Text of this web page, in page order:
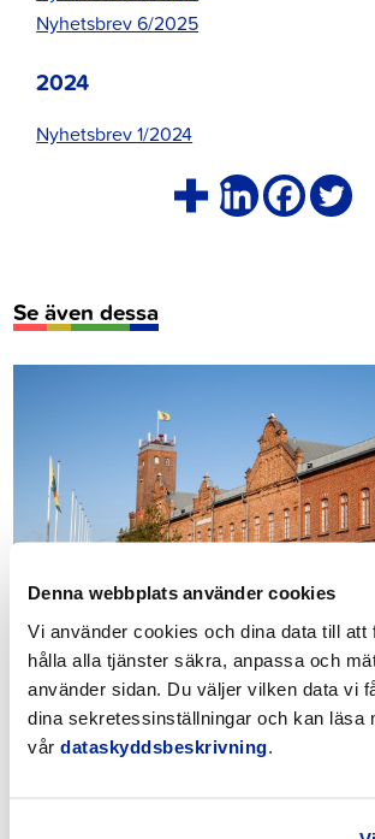
Denna webbplats använder cookies
Vi använder cookies och dina data till att
hålla alla tjänster säkra, anpassa och
använder sidan. Du väljer vilken data vi
dina sekretessinställningar och kan läsa
vår dataskyddsbeskrivning
Nyhetsbrev 6/2025
2024
Nyhetsbrev 1/2024
Se även dessa
Bilder och broschyrer